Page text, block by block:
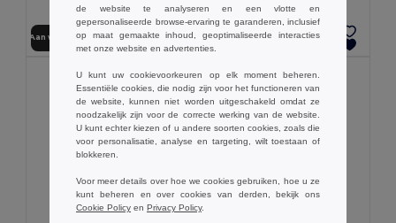
Aan winkelwagen toevoegen Aan winkelwagen toevoegen
de website te analyseren en een vlotte en
gepersonaliseerde browse-ervaring te garanderen, inclusief
op maat gemaakte inhoud, geoptimaliseerde interacties
met onze website en advertenties.
U kunt uw cookievoorkeuren op elk moment beheren.
Essentiële cookies, die nodig zijn voor het functioneren van
de website, kunnen niet worden uitgeschakeld omdat ze
noodzakelijk zijn voor de correcte werking van de website.
U kunt echter kiezen of u andere soorten cookies, zoals die
voor personalisatie, analyse en targeting, wilt toestaan of
blokkeren.
Voor meer details over hoe we cookies gebruiken, hoe u ze
kunt beheren en over cookies van derden, bekijk ons
Cookie Policy en Privacy Policy.